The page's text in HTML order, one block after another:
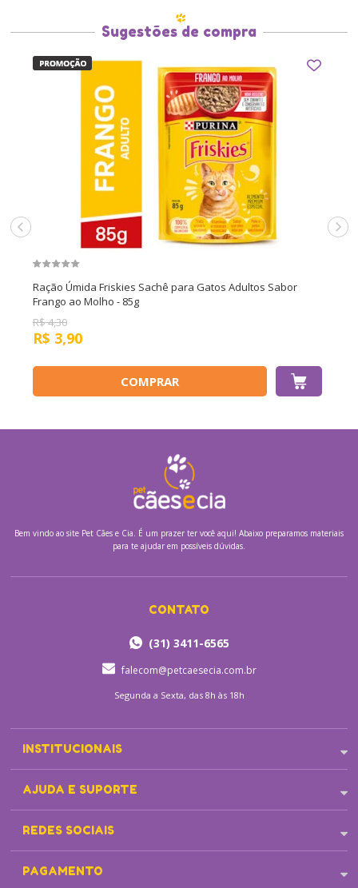
Sugestões de compra
Ração Úmida Friskies Sachê para Gatos Adultos Sabor
Frango ao Molho - 85g
R$4,30
R$ 3,90
COMPRAR
Bem vindo ao site Pet Cães e Cia. É um prazer ter você aqui! Abaixo preparamos materiais
para te ajudar em possíveis dúvidas.
CONTATO
(31) 3411-6565
falecom@petcaesecia.com.br
Segunda a Sexta, das 8h às 18h
INSTITUCIONAIS
AJUDA E SUPORTE
REDES SOCIAIS
PAGAMENTO